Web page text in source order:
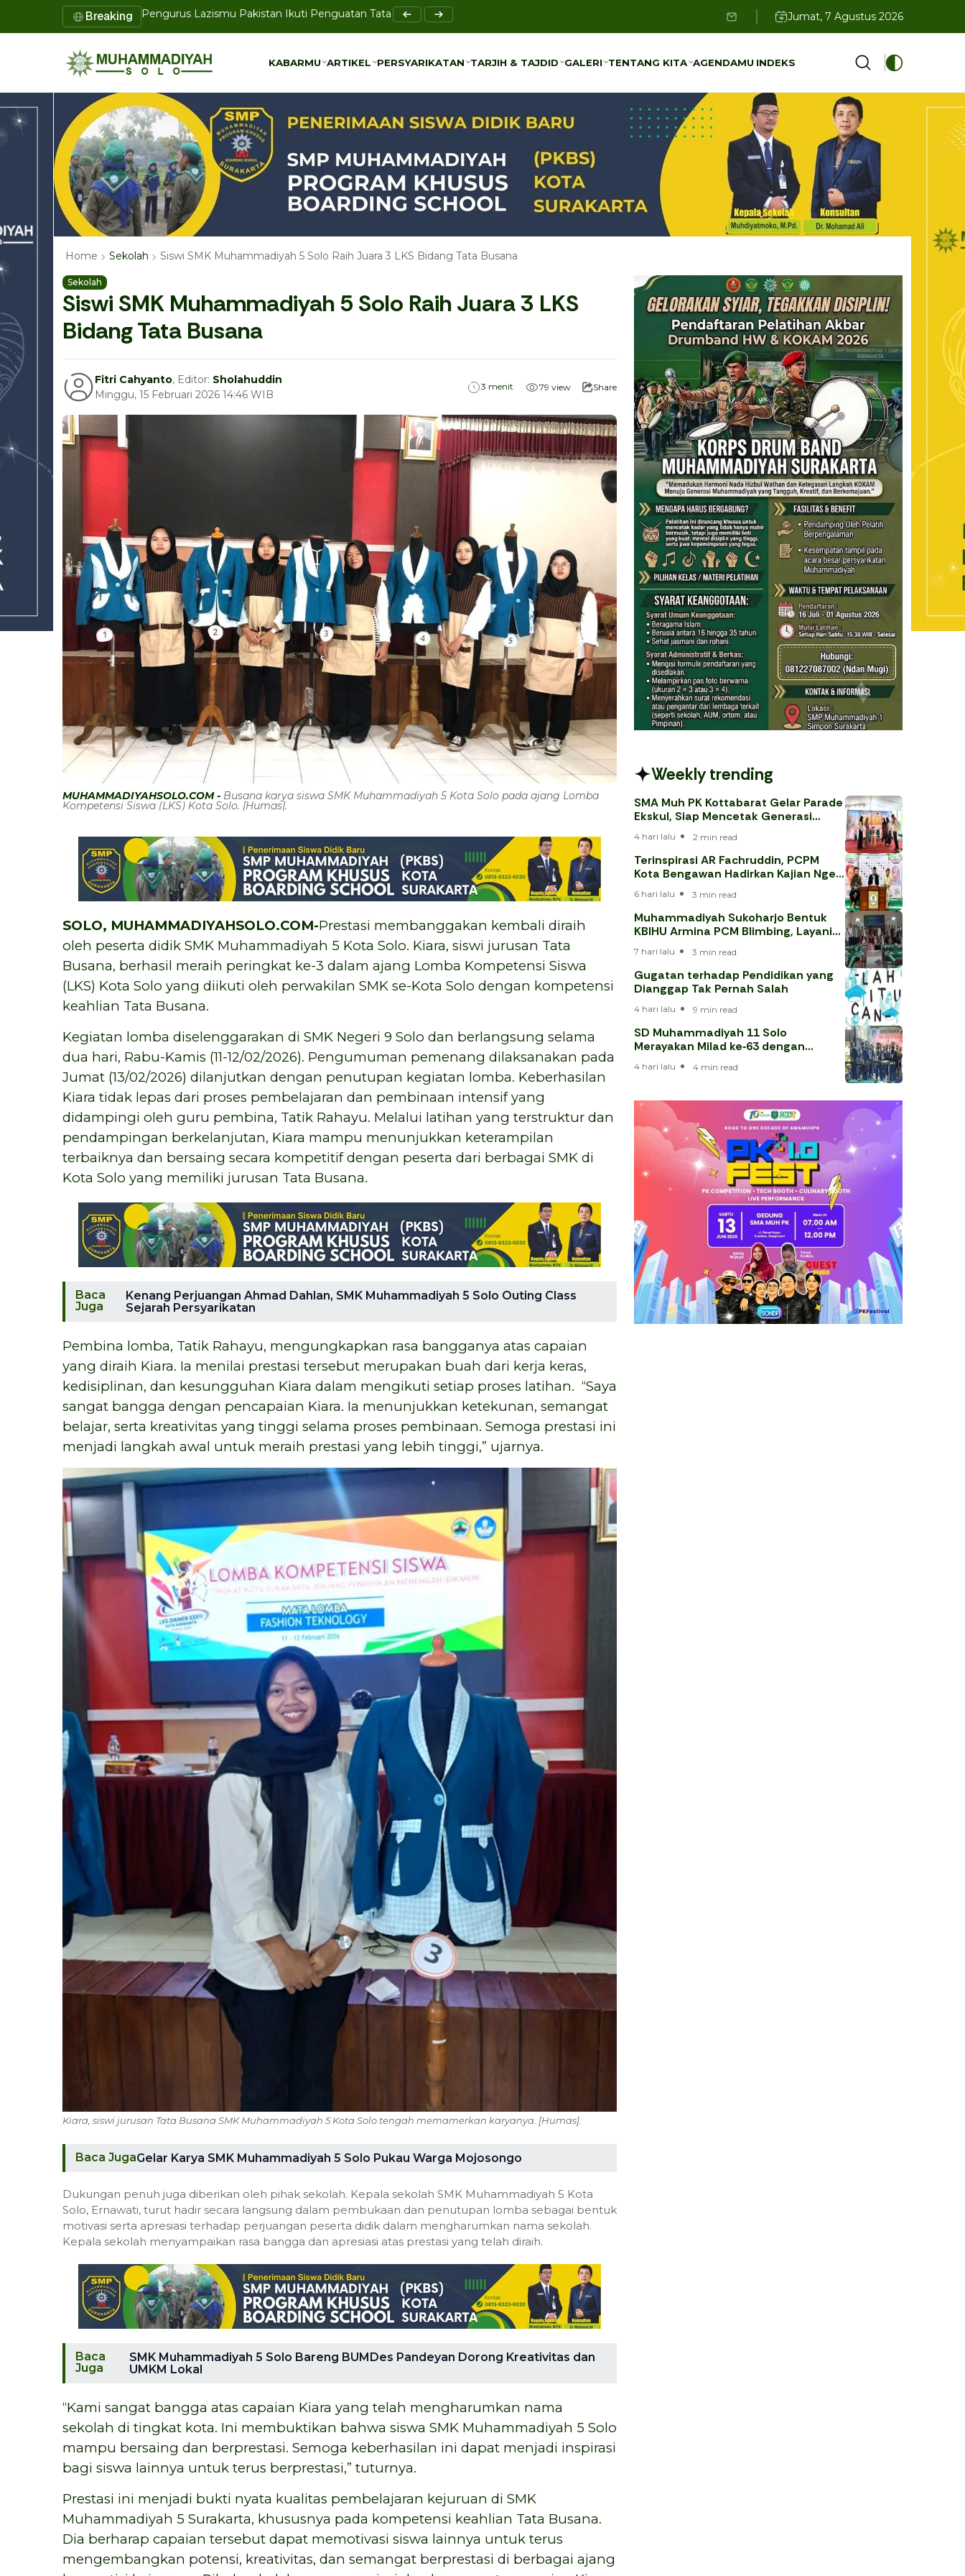
Breaking
Pengurus Lazismu Pakistan Ikuti Penguatan Tata Kelola Bersama UMS
Disertasi Doktor UMS Tawarkan Model Bi-Rahmah sebagai Solusi Pencegahan Bullying
Jumat, 7 Agustus 2026
KABARMU ARTIKEL PERSYARIKATAN TARJIH & TAJDID GALERI TENTANG KITA AGENDAMU INDEKS
Home Sekolah Siswi SMK Muhammadiyah 5 Solo Raih Juara 3 LKS Bidang Tata Busana
Sekolah
Siswi SMK Muhammadiyah 5 Solo Raih Juara 3 LKS
Bidang Tata Busana
Fitri Cahyanto, Editor: Sholahuddin
Minggu, 15 Februari 2026 14:46 WIB
3 menit 79 view Share
MUHAMMADIYAHSOLO.COM - Busana karya siswa SMK Muhammadiyah 5 Kota Solo pada ajang Lomba
Kompetensi Siswa (LKS) Kota Solo. [Humas].
SOLO, MUHAMMADIYAHSOLO.COM-Prestasi membanggakan kembali diraih
oleh peserta didik SMK Muhammadiyah 5 Kota Solo. Kiara, siswi jurusan Tata
Busana, berhasil meraih peringkat ke-3 dalam ajang Lomba Kompetensi Siswa
(LKS) Kota Solo yang diikuti oleh perwakilan SMK se-Kota Solo dengan kompetensi
keahlian Tata Busana.
Kegiatan lomba diselenggarakan di SMK Negeri 9 Solo dan berlangsung selama
dua hari, Rabu-Kamis (11-12/02/2026). Pengumuman pemenang dilaksanakan pada
Jumat (13/02/2026) dilanjutkan dengan penutupan kegiatan lomba. Keberhasilan
Kiara tidak lepas dari proses pembelajaran dan pembinaan intensif yang
didampingi oleh guru pembina, Tatik Rahayu. Melalui latihan yang terstruktur dan
pendampingan berkelanjutan, Kiara mampu menunjukkan keterampilan
terbaiknya dan bersaing secara kompetitif dengan peserta dari berbagai SMK di
Kota Solo yang memiliki jurusan Tata Busana.
Baca
Juga
Kenang Perjuangan Ahmad Dahlan, SMK Muhammadiyah 5 Solo Outing Class
Sejarah Persyarikatan
Pembina lomba, Tatik Rahayu, mengungkapkan rasa bangganya atas capaian
yang diraih Kiara. Ia menilai prestasi tersebut merupakan buah dari kerja keras,
kedisiplinan, dan kesungguhan Kiara dalam mengikuti setiap proses latihan. “Saya
sangat bangga dengan pencapaian Kiara. Ia menunjukkan ketekunan, semangat
belajar, serta kreativitas yang tinggi selama proses pembinaan. Semoga prestasi ini
menjadi langkah awal untuk meraih prestasi yang lebih tinggi,” ujarnya.
Kiara, siswi jurusan Tata Busana SMK Muhammadiyah 5 Kota Solo tengah memamerkan karyanya. [Humas].
Baca JugaGelar Karya SMK Muhammadiyah 5 Solo Pukau Warga Mojosongo
Dukungan penuh juga diberikan oleh pihak sekolah. Kepala sekolah SMK Muhammadiyah 5 Kota
Solo, Ernawati, turut hadir secara langsung dalam pembukaan dan penutupan lomba sebagai bentuk
motivasi serta apresiasi terhadap perjuangan peserta didik dalam mengharumkan nama sekolah.
Kepala sekolah menyampaikan rasa bangga dan apresiasi atas prestasi yang telah diraih.
Baca
Juga
SMK Muhammadiyah 5 Solo Bareng BUMDes Pandeyan Dorong Kreativitas dan
UMKM Lokal
“Kami sangat bangga atas capaian Kiara yang telah mengharumkan nama
sekolah di tingkat kota. Ini membuktikan bahwa siswa SMK Muhammadiyah 5 Solo
mampu bersaing dan berprestasi. Semoga keberhasilan ini dapat menjadi inspirasi
bagi siswa lainnya untuk terus berprestasi,” tuturnya.
Prestasi ini menjadi bukti nyata kualitas pembelajaran kejuruan di SMK
Muhammadiyah 5 Surakarta, khususnya pada kompetensi keahlian Tata Busana.
Dia berharap capaian tersebut dapat memotivasi siswa lainnya untuk terus
mengembangkan potensi, kreativitas, dan semangat berprestasi di berbagai ajang
Weekly trending
SMA Muh PK Kottabarat Gelar Parade
Ekskul, Siap Mencetak Generasi
4 hari lalu 2 min read
Terinspirasi AR Fachruddin, PCPM
Kota Bengawan Hadirkan Kajian Nge-
6 hari lalu 3 min read
Muhammadiyah Sukoharjo Bentuk
KBIHU Armina PCM Blimbing, Layani
7 hari lalu 3 min read
Gugatan terhadap Pendidikan yang
Dianggap Tak Pernah Salah
4 hari lalu 9 min read
SD Muhammadiyah 11 Solo
Merayakan Milad ke‑63 dengan
4 hari lalu 4 min read